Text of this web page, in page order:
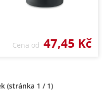
Cena od 47,45 Kč
(stránka 1 / 1)